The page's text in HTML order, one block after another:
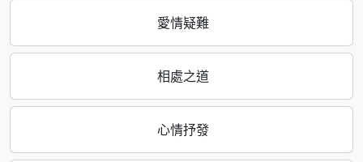
愛情疑難
相處之道
心情抒發